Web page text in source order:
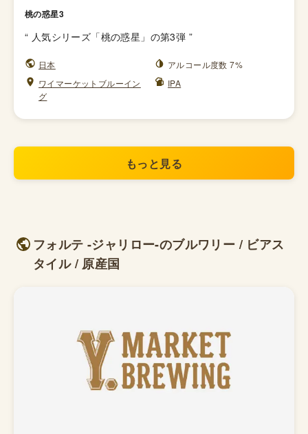
桃の惑星3
“ 人気シリーズ「桃の惑星」の第3弾 ”
日本
アルコール度数 7%
ワイマーケットブルーイン
グ
IPA
もっと見る
フォルテ -ジャリロー-のブルワリー / ビアス
タイル / 原産国